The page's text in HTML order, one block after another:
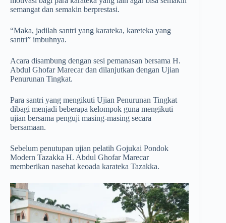
semangat dan semakin berprestasi.
“Maka, jadilah santri yang karateka, kareteka yang
santri” imbuhnya.
Acara disambung dengan sesi pemanasan bersama H.
Abdul Ghofar Marecar dan dilanjutkan dengan Ujian
Penurunan Tingkat.
Para santri yang mengikuti Ujian Penurunan Tingkat
dibagi menjadi beberapa kelompok guna mengikuti
ujian bersama penguji masing-masing secara
bersamaan.
Sebelum penutupan ujian pelatih Gojukai Pondok
Modern Tazakka H. Abdul Ghofar Marecar
memberikan nasehat keoada karateka Tazakka.